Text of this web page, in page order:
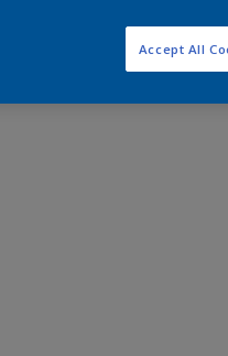
Accept All